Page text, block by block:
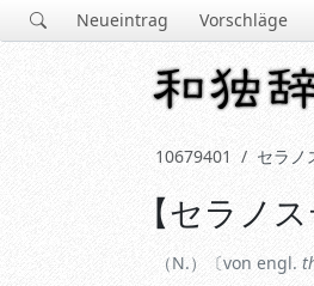
Neueintrag Vorschläge
10679401 セラノ
N. von engl.
Med. Theranostik f
【セラノ
N. von engl.